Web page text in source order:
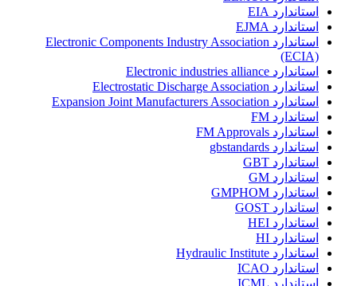
استاندارد EIA
استاندارد EJMA
استاندارد Electronic Components Industry Association
(ECIA)
استاندارد Electronic industries alliance
استاندارد Electrostatic Discharge Association
استاندارد Expansion Joint Manufacturers Association
استاندارد FM
استاندارد FM Approvals
استاندارد gbstandards
استاندارد GBT
استاندارد GM
استاندارد GMPHOM
استاندارد GOST
استاندارد HEI
استاندارد HI
استاندارد Hydraulic Institute
استاندارد ICAO
استاندارد ICML